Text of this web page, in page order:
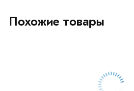
купленного товарa в течение 7
обязательно).
Похожие товары